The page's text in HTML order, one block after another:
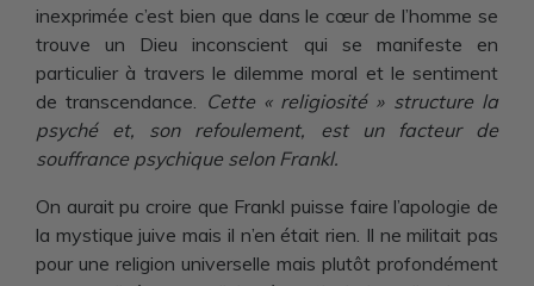
inexprimée c’est bien que dans le cœur de l’homme se
trouve un Dieu inconscient qui se manifeste en
particulier à travers le dilemme moral et le sentiment
de transcendance.
Cette « religiosité » structure la
psyché et, son refoulement, est un facteur de
souffrance psychique selon Frankl.
On aurait pu croire que Frankl puisse faire l’apologie de
la mystique juive mais il n’en était rien. Il ne militait pas
pour une religion universelle mais plutôt profondément